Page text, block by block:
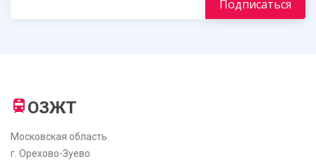
ОЗЖТ
Московская область
г. Орехово-Зуево